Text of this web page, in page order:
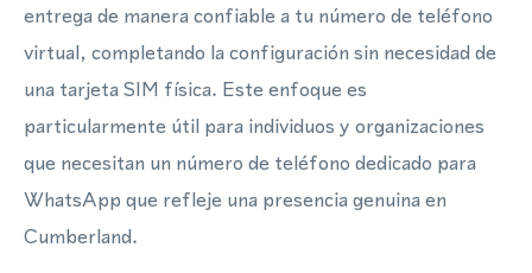
entrega de manera confiable a tu número de teléfono
virtual, completando la configuración sin necesidad de
una tarjeta SIM física. Este enfoque es
particularmente útil para individuos y organizaciones
que necesitan un número de teléfono dedicado para
WhatsApp que refleje una presencia genuina en
Cumberland.